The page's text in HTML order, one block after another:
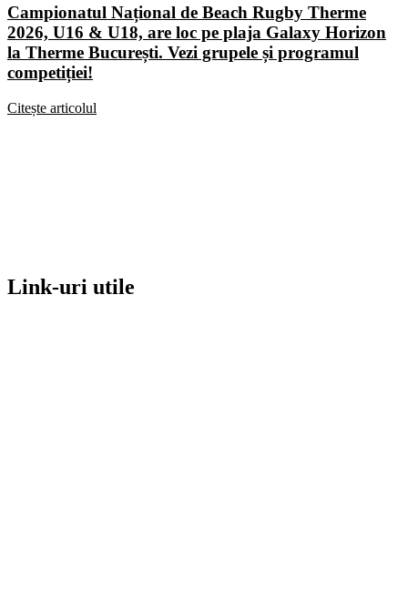
Campionatul Național de Beach Rugby Therme
2026, U16 & U18, are loc pe plaja Galaxy Horizon
la Therme București. Vezi grupele și programul
competiției!
Citește articolul
Link-uri utile